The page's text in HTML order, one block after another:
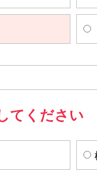
てください